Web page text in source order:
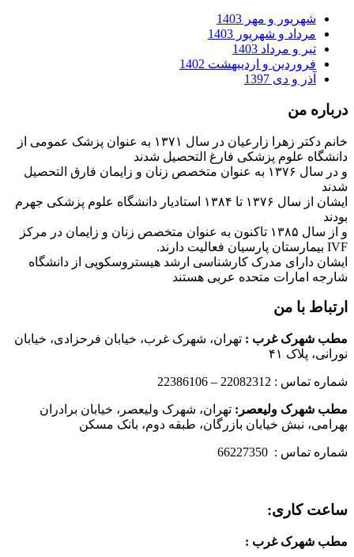
شهریور و مهر 1403
مرداد و شهریور 1403
تیر و مرداد 1403
فروردین و اردیبهشت 1402
آذر و دی 1397
درباره من
خانم دکتر زهرا زارعیان در سال ۱۳۷۱ به عنوان پزشک عمومی از
دانشگاه علوم پزشکی فارغ التحصیل شدند
و در سال ۱۳۷۶ به عنوان متخصص زنان و زایمان فارق التحصیل
شدند
ایشان از سال ۱۳۷۶ تا ۱۳۸۴ استادیار دانشگاه علوم پزشکی جهرم
بودند
و از سال ۱۳۸۵ تاکنون به عنوان متخصص زنان و زایمان در مرکز
IVF بیمارستان پارسیان فعالیت دارند.
ایشان دارای مدرک کارشناسی ارشد هیستروسکوپی از دانشگاه
شارجه امارات متحده عربی هستند
ارتباط با من
مطب شهرک غرب : تهران، شهرک غرب، خیابان فرحزادی، خیابان
نورانی، پلاک ۴۱
شماره تماس : 22082312 – 22386106
مطب شهرک ولیعصر: تهران، شهرک ولیعصر، خیابان برادران
بهرامی، نبش خیابان بازرگان، طبقه دوم، بانک مسکن
شماره تماس : 66227350
ساعت کاری:
مطب شهرک غرب :